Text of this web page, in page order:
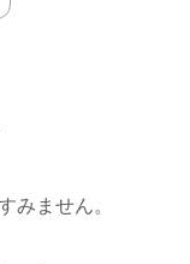
みません。